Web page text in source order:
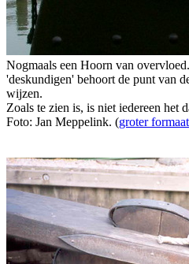
Nogmaals een Hoorn van
'deskundigen' behoort de punt van
wijzen.
Zoals te zien is, is niet iedereen het
Foto: Jan Meppelink. (groter formaat